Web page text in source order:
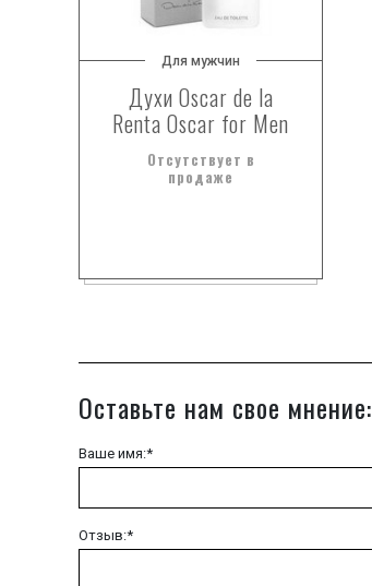
Для мужчин
Духи Oscar de la
Renta Oscar for Men
Отсутствует в
продаже
Оставьте нам свое мнение:
Ваше имя:*
Отзыв:*